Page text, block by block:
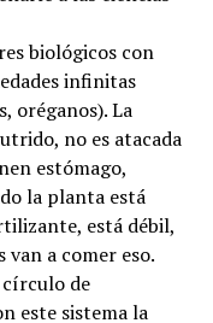
biológicos con
infinitas
oréganos). La
no es atacada
estómago,
la planta está
está débil,
van a comer eso.
círculo de
este sistema la